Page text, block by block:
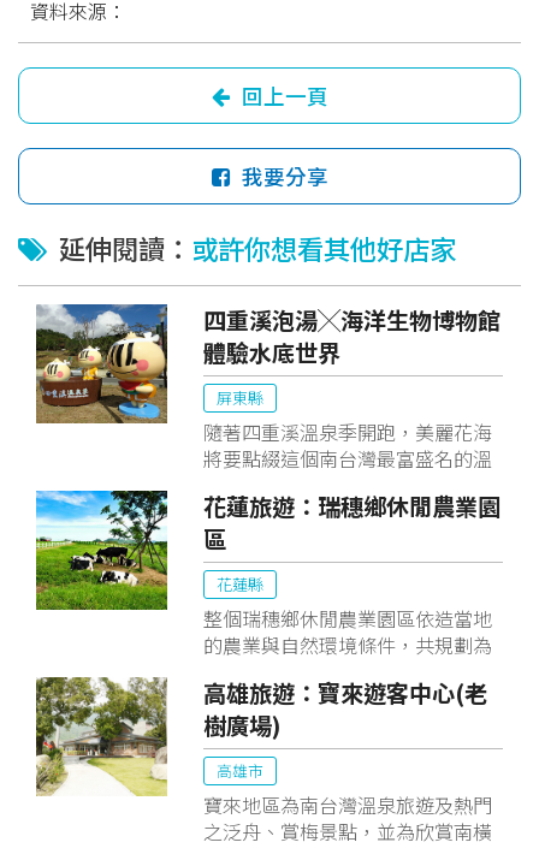
資料來源：
回上一頁
我要分享
延伸閱讀： 或許你想看其他好店家
四重溪泡湯╳海洋生物博物館
體驗水底世界
屏東縣
隨著四重溪溫泉季開跑，美麗花海
將要點綴這個南台灣最富盛名的溫
之南之旅。先到國立海洋生物博物
館欣賞魚兒悠遊的身影，深度探索
美麗的海洋世界。接著再到福安宮
拜拜，祈求心靈上的平靜，最後再
到溫泉公園泡暖湯，享受舒適泉
意。
花蓮旅遊：瑞穗鄉休閒農業園
區
花蓮縣
整個瑞穗鄉休閒農業園區依造當地
的農業與自然環境條件，共規劃為
及果之園等五大園區；其中緊臨台
九線旁的童之園，位於台九線瑞穗
街區北端，是將農會閒置不用之集
貨場改造為具有教育性及啟發性的
農業兒童樂園，因位處整個瑞穗鄉
休閒農業園區之樞紐
高雄旅遊：寶來遊客中心(老
樹廣場)
高雄市
寶來地區為南台灣溫泉旅遊及熱門
之泛舟、賞梅景點，並為欣賞南橫